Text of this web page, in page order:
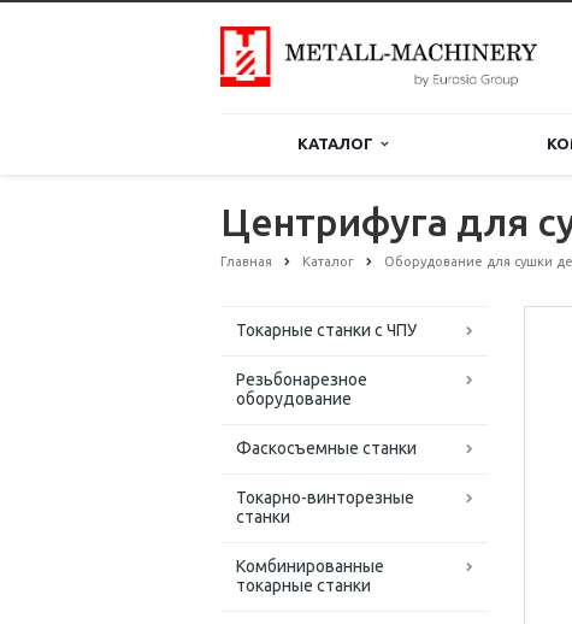
КАТАЛОГ
Центрифуга для
Главная Каталог Оборудование для сушки
Токарные станки с ЧПУ
Резьбонарезное
оборудование
Фаскосъемные станки
Токарно-винторезные
станки
Комбинированные
токарные станки